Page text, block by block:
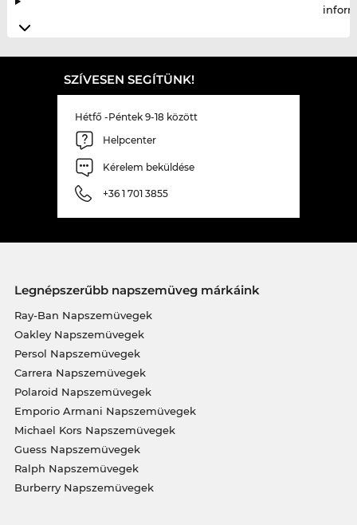
SZÍVESEN SEGÍTÜNK!
Hétfő -Péntek 9-18 között
Helpcenter
Kérelem beküldése
+36 1 701 3855
Legnépszerűbb napszemüveg márkáink
Ray-Ban Napszemüvegek
Oakley Napszemüvegek
Persol Napszemüvegek
Carrera Napszemüvegek
Polaroid Napszemüvegek
Emporio Armani Napszemüvegek
Michael Kors Napszemüvegek
Guess Napszemüvegek
Ralph Napszemüvegek
Burberry Napszemüvegek